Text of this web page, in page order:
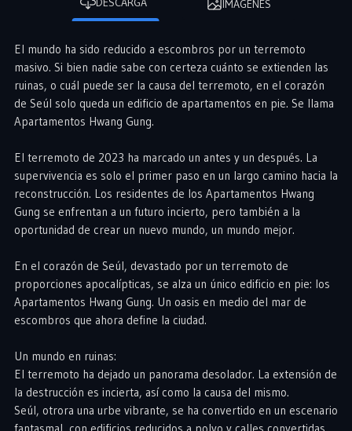
IMÁGENES
El mundo ha sido reducido a escombros por un terremoto
masivo. Si bien nadie sabe con certeza cuánto se extienden las
ruinas, o cuál puede ser la causa del terremoto, en el corazón
de Seúl solo queda un edificio de apartamentos en pie. Se llama
Apartamentos Hwang Gung.
El terremoto de 2023 ha marcado un antes y un después. La
supervivencia es solo el primer paso en un largo camino hacia la
reconstrucción. Los residentes de los Apartamentos Hwang
Gung se enfrentan a un futuro incierto, pero también a la
oportunidad de crear un nuevo mundo, un mundo mejor.
En el corazón de Seúl, devastado por un terremoto de
proporciones apocalípticas, se alza un único edificio en pie: los
Apartamentos Hwang Gung. Un oasis en medio del mar de
escombros que ahora define la ciudad.
Un mundo en ruinas:
El terremoto ha dejado un panorama desolador. La extensión de
la destrucción es incierta, así como la causa del mismo.
Seúl, otrora una urbe vibrante, se ha convertido en un escenario